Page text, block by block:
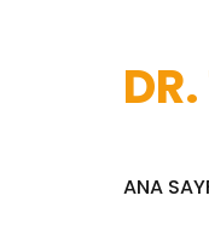
ANA